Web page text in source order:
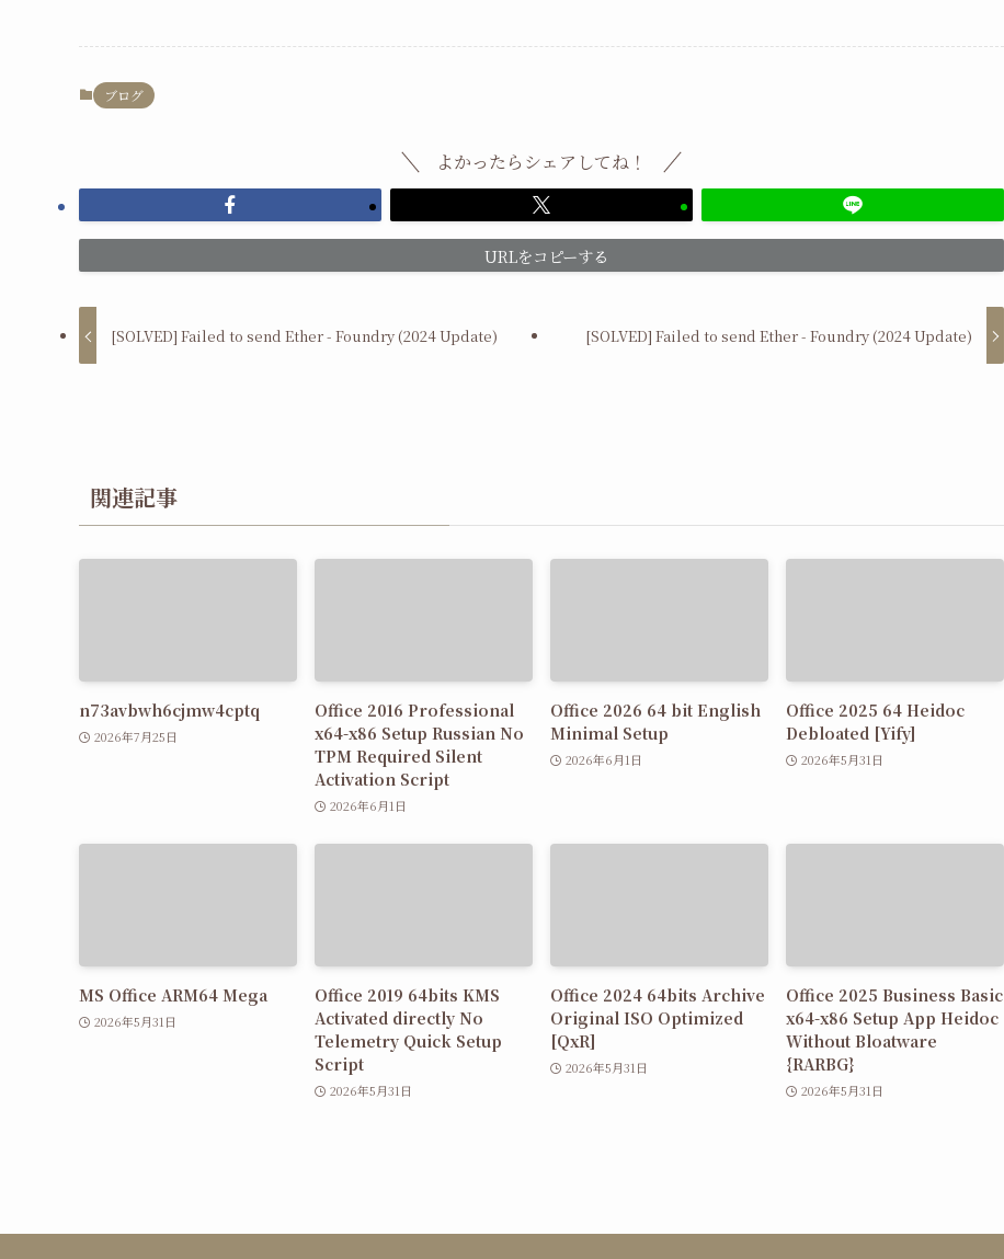
ブログ
よかったらシェアしてね！
URLをコピーする
[SOLVED] Failed to send Ether - Foundry (2024 Update) [SOLVED] Failed to send Ether - Foundry (2024 Update)
関連記事
n73avbwh6cjmw4cptq
2026年7月25日
Office 2016 Professional
x64-x86 Setup Russian No
TPM Required Silent
Activation Script
2026年6月1日
Office 2026 64 bit English
Minimal Setup
2026年6月1日
Office 2025 64 Heidoc
Debloated [Yify]
2026年5月31日
MS Office ARM64 Mega
2026年5月31日
Office 2019 64bits KMS
Activated directly No
Telemetry Quick Setup
Script
2026年5月31日
Office 2024 64bits Archive
Original ISO Optimized
[QxR]
2026年5月31日
Office 2025 Business Basic
x64-x86 Setup App Heidoc
Without Bloatware
{RARBG}
2026年5月31日